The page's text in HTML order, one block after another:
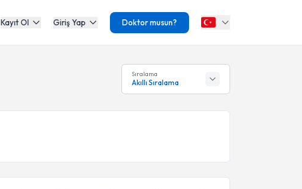
Kayıt Ol Giriş Yap Doktor musun?
Sıralama
Akıllı Sıralama